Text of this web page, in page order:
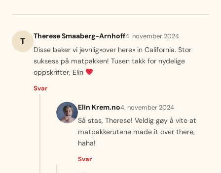
T Therese Smaaberg-Arnhoff4. november 2024
Disse baker vi jevnlig»over here» in California. Stor
suksess på matpakken! Tusen takk for nydelige
oppskrifter, Elin
Svar
Elin Krem.no4. november 2024
Så stas, Therese! Veldig gøy å vite at
matpakkerutene made it over there,
haha!
Svar